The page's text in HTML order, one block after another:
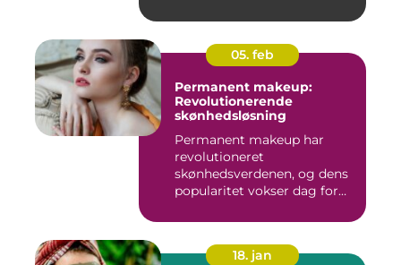
05. feb
Permanent makeup:
Revolutionerende
skønhedsløsning
Permanent makeup har
revolutioneret
skønhedsverdenen, og dens
popularitet vokser dag for
18. jan